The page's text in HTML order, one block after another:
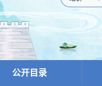
公开目录